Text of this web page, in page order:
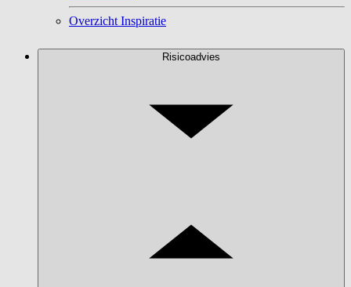
Overzicht Inspiratie
Risicoadvies